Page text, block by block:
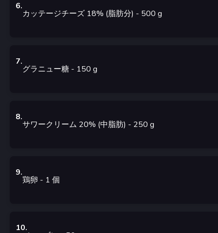
6.
カッテージチーズ 18% (脂肪分) - 500 g
7.
グラニュー糖 - 150 g
8.
サワークリーム 20% (中脂肪) - 250 g
9.
鶏卵 - 1 個
10.